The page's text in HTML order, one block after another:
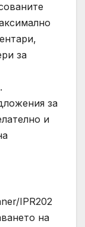
за
за
и
IPR202
на